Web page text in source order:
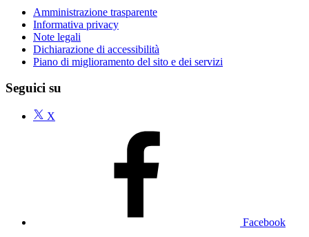
Amministrazione trasparente
Informativa privacy
Note legali
Dichiarazione di accessibilità
Piano di miglioramento del sito e dei servizi
Seguici su
X
Facebook